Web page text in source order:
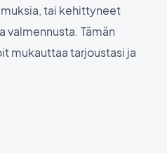
tai kehittyneet
valmennusta. Tämän
mukauttaa tarjoustasi ja